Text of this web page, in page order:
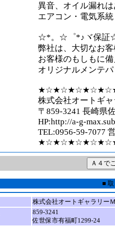
異音、オイル漏れ
エアコン・電気系
☆*。☆゜*♪ヾ保証
弊社は、大切なお
お客様のもしもに
オリジナルメンテ
株式会社オートギ
〒859-3241 長崎県
HP:http://a-g-
TEL:0956-59-7077
■
株式会社オートギャラリー
859-3241
佐世保市有福町1299-24